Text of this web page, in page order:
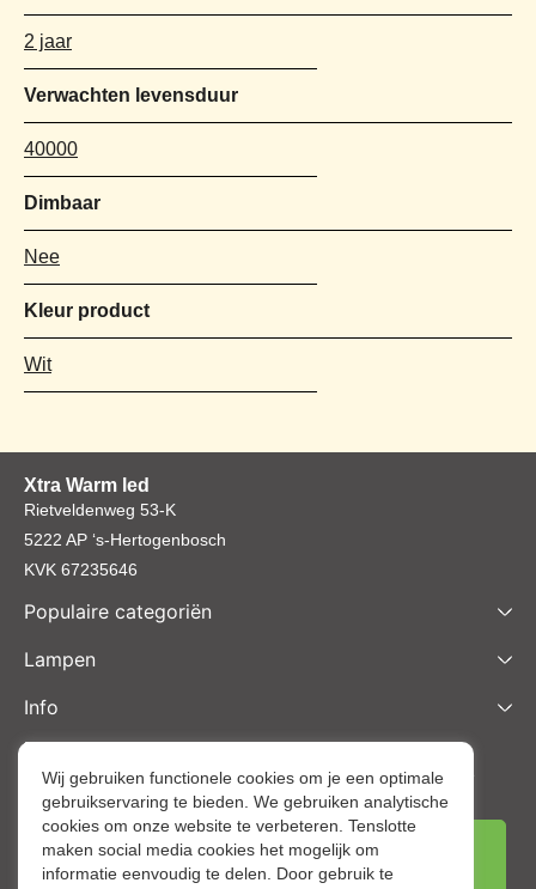
2 jaar
Verwachten levensduur
40000
Dimbaar
Nee
Kleur product
Wit
Xtra Warm led
Rietveldenweg 53-K
5222 AP ‘s-Hertogenbosch
KVK 67235646
Populaire categoriën
Lampen
Info
Nieuwsbrief inschrijven
Schrijf je nu in voor onze nieuwsbrief en ontvang het laatste
nieuws en aantrekkelijke korting via de mail.
Wij gebruiken functionele cookies om je een optimale
gebruikservaring te bieden. We gebruiken analytische
cookies om onze website te verbeteren. Tenslotte
maken social media cookies het mogelijk om
informatie eenvoudig te delen. Door gebruik te